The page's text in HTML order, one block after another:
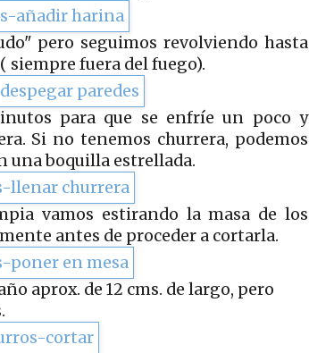
pero seguimos revolviendo hasta
siempre fuera del fuego).
para que se enfríe un poco y
Si no tenemos churrera, podemos
una boquilla estrellada.
vamos estirando la masa de los
antes de proceder a cortarla.
aprox. de 12 cms. de largo, pero